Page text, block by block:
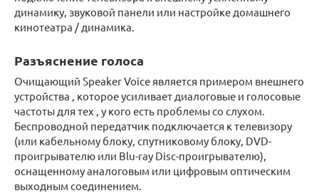
динамику, звуковой панели или настройке домашнего
кинотеатра / динамика.
Разъяснение голоса
Очищающий Speaker Voice является примером внешнего
устройства , которое усиливает диалоговые и голосовые
частоты для тех , у кого есть проблемы со слухом.
Беспроводной передатчик подключается к телевизору
(или кабельному блоку, спутниковому блоку, DVD-
проигрывателю или Blu-ray Disc-проигрывателю),
оснащенномуаналоговым или цифровым оптическим
выходным соединением.